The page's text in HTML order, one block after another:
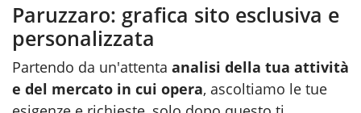
Paruzzaro: grafica sito esclusiva e
personalizzata
Partendo da un'attenta analisi della tua attività
e del mercato in cui opera, ascoltiamo le tue